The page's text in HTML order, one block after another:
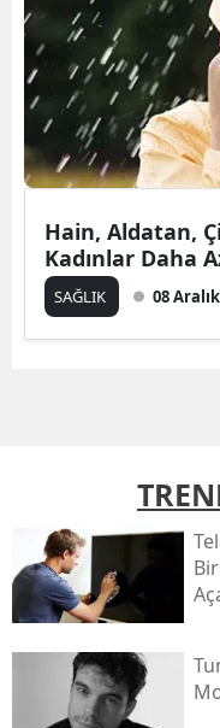
Hain, Aldatan,
Kadınlar Daha
SAĞLIK 08